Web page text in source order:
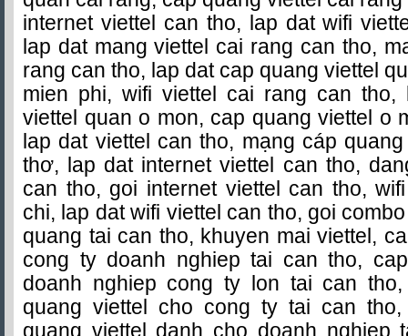
internet viettel can tho, lap dat wifi
lap dat mang viettel cai rang can tho,
rang can tho, lap dat cap quang viettel
mien phi, wifi viettel cai rang can tho,
viettel quan o mon, cap quang viettel o
lap dat viettel can tho, mạng cáp
thơ, lap dat internet viettel can tho,
can tho, goi internet viettel can tho,
chi, lap dat wifi viettel can tho, goi
quang tai can tho, khuyen mai viettel,
cong ty doanh nghiep tai can tho,
doanh nghiep cong ty lon tai can
quang viettel cho cong ty tai can
quang viettel danh cho doanh nghiep